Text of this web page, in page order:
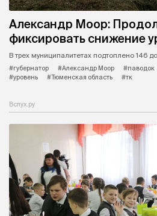
Александр Моор:
фиксировать снижение
В трех муниципалитетах подтоплено 146
#губернатор
#Александр Моор #паводок
#уровень
#Тюменская область #тк
Вслух.ру